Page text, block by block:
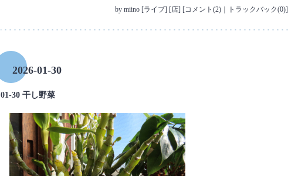
by miino [ライブ] [店] [コメント(2) トラックバック(0)]
01-30 干し野菜
2026-01-30